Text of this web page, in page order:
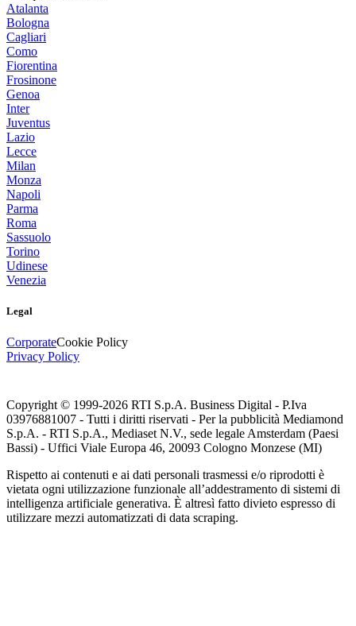
Atalanta
Bologna
Cagliari
Como
Fiorentina
Frosinone
Genoa
Inter
Juventus
Lazio
Lecce
Milan
Monza
Napoli
Parma
Roma
Sassuolo
Torino
Udinese
Venezia
Legal
CorporateCookie Policy
Privacy Policy
Copyright © 1999-2026 RTI S.p.A. Business Digital - P.Iva
03976881007 - Tutti i diritti riservati - Per la pubblicità Mediamond
S.p.A. - RTI S.p.A., Mediaset N.V., sede legale Amsterdam (Paesi
Bassi) - Uffici Viale Europa 46, 20093 Cologno Monzese (MI)
Rispetto ai contenuti e ai dati personali trasmessi e/o riprodotti è
vietata ogni utilizzazione funzionale all’addestramento di sistemi di
intelligenza artificiale generativa. È altresì fatto divieto espresso di
utilizzare mezzi automatizzati di data scraping.